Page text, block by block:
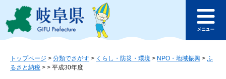
ジ
ュ
このページの本文へ
ュ
トップページ > 分類でさがす > くらし・防災・環境 > NPO・地域振興 > ふ
るさと納税 > > 平成30年度